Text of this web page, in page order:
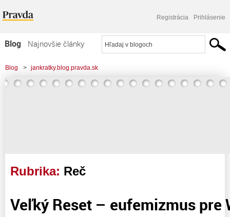
Registrácia Prihlásenie
Blog
Najnovšie články
Najčítanejšie články
Najkomentovanejšie články
Blog > jankratky.blog.pravda.sk
Rubrika: Reč
Veľký Reset – eufemizmus pre